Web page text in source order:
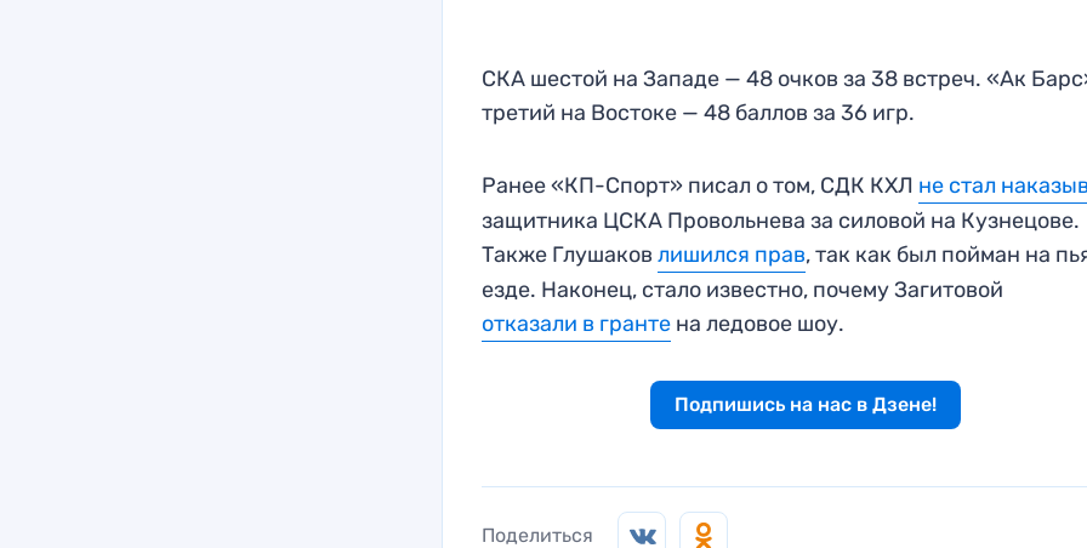
СКА шестой на Западе — 48 очков за 38 встреч. «Ак
третий на Востоке — 48 баллов за 36 игр.
Ранее «КП-Спорт» писал о том, СДК КХЛ не стал
защитника ЦСКА Провольнева за силовой на Кузнецове.
Также Глушаковлишился прав, так как был пойман на
езде. Наконец, стало известно, почему Загитовой
отказали в гранте на ледовое шоу.
Подпишись на нас в Дзене!
Поделиться